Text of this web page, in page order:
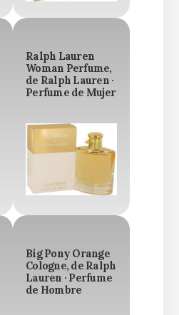
Ralph Lauren
Woman Perfume,
de Ralph Lauren ·
Perfume de Mujer
Big Pony Orange
Cologne, de Ralph
Lauren · Perfume
de Hombre